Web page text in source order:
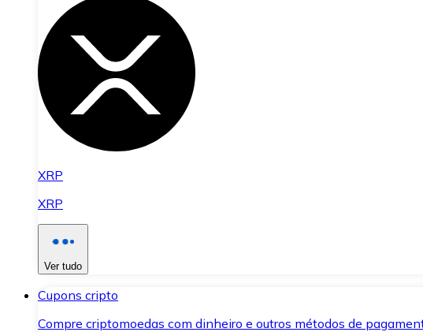
XRP
XRP
Ver tudo
Cupons cripto
Compre criptomoedas com dinheiro e outros métodos de